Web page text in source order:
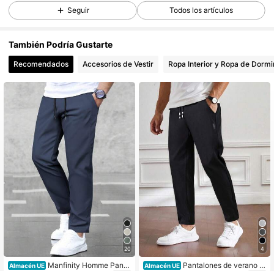
4,88 5.2K Seguidores
5.2K Seguidores
4,88 5.2K Seguidores
5.2K Seguidores
Seguir Todos los artículos
También Podría Gustarte
Recomendados Accesorios de Vestir Ropa Interior y Ropa de
20
Almacén UE Manfinity Homme Panta
4
Almacén UE Pantalones de verano p